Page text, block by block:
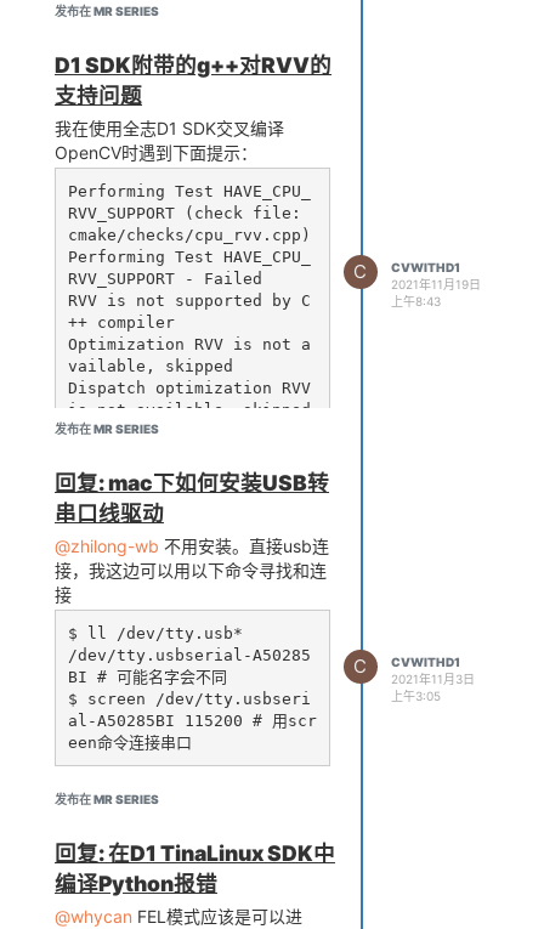
发布在 MR SERIES
D1 SDK附带的g++对RVV的
支持问题
我在使用全志D1 SDK交叉编译
OpenCV时遇到下面提示：
Performing Test HAVE_CPU_
RVV_SUPPORT (check file:
cmake/checks/cpu_rvv.cpp)
Performing Test HAVE_CPU_
RVV_SUPPORT - Failed
RVV is not supported by C
++ compiler
Optimization RVV is not a
vailable, skipped
Dispatch optimization RVV
附带的g++不支持RVV。请问有办法
解决这个问题吗？
帖子：https://bbs.aw-
ol.com/topic/227/在ubuntu中交叉
编译opencv-4-5-1-运行于tina-
linux中-整合帖/18
发布在 MR SERIES
C
CVWITHD1
2021年11月19日
上午8:43
回复: mac下如何安装USB转
串口线驱动
@zhilong-wb 不用安装。直接usb连
接，我这边可以用以下命令寻找和连
接
$ ll /dev/tty.usb*
/dev/tty.usbserial-A50285
BI # 可能名字会不同
$ screen /dev/tty.usbseri
al-A50285BI 115200 # 用scr
发布在 MR SERIES
C
CVWITHD1
2021年11月3日
上午3:05
回复: 在D1 TinaLinux SDK中
编译Python报错
@whycan FEL模式应该是可以进